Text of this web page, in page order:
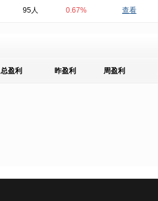
95人 0.67% 查看
总盈利 昨盈利 周盈利